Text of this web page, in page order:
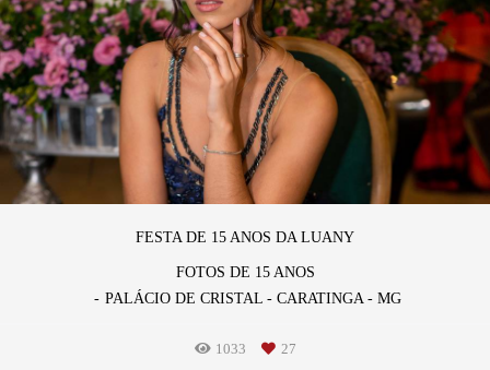
FESTA DE 15 ANOS DA LUANY
FOTOS DE 15 ANOS
PALÁCIO DE CRISTAL - CARATINGA - MG
1033 27